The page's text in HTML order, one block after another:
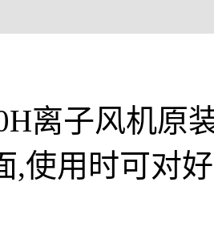
离子风机原
,使用时可对